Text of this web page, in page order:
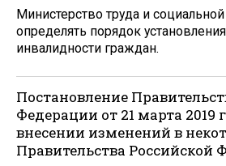
Министерство труда и
определять порядок
инвалидности граждан.
Постановление
Федерации от 21 марта 2019
внесении изменений в
Правительства Российской